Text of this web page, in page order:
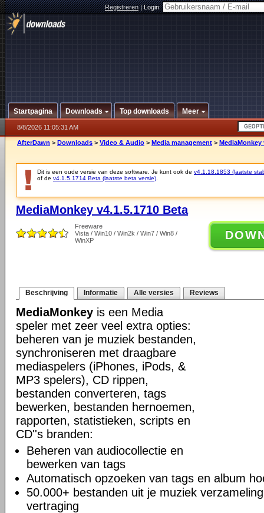
Registreren|Login:
Startpagina Downloads Top downloads Meer
8/8/2026 11:05:31 AM
AfterDawn > Downloads > Video & Audio > Media management > MediaMonkey
Dit is een oude versie van deze software. Je kunt ook de v4.1.18.1853 (laatste
of de v4.1.5.1714 Beta (laatste beta versie)
MediaMonkey v4.1.5.1710 Beta
Freeware
Vista / Win10 / Win2k / Win7 / Win8 /
WinXP
Beschrijving Informatie Alle versies Reviews
MediaMonkey is een Media
speler met zeer veel extra opties:
beheren van je muziek bestanden,
synchroniseren met draagbare
mediaspelers (iPhones, iPods, &
MP3 spelers), CD rippen,
bestanden converteren, tags
bewerken, bestanden hernoemen,
rapporten, statistieken, scripts en
CD''s branden:
Beheren van audiocollectie en
bewerken van tags
Automatisch opzoeken van tags en album
50.000+ bestanden uit je muziek
vertraging